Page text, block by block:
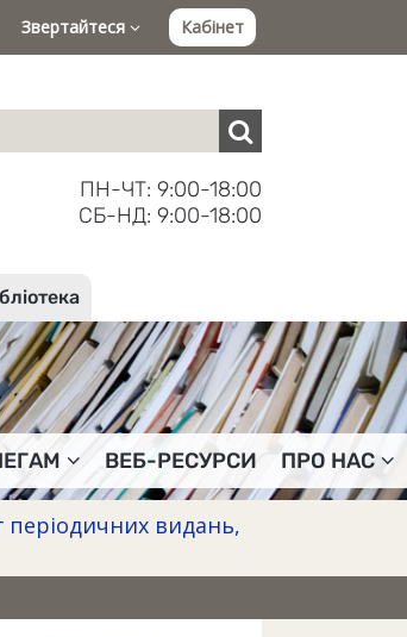
Звертайтеся Кабінет
ПН-ЧТ: 9:00-18:00
СБ-НД: 9:00-18:00
ВЕБ-РЕСУРСИ ПРО НАС
періодичних видань,